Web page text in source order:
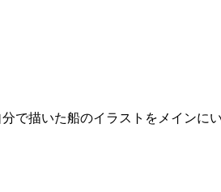
で描いた船のイラストをメインに